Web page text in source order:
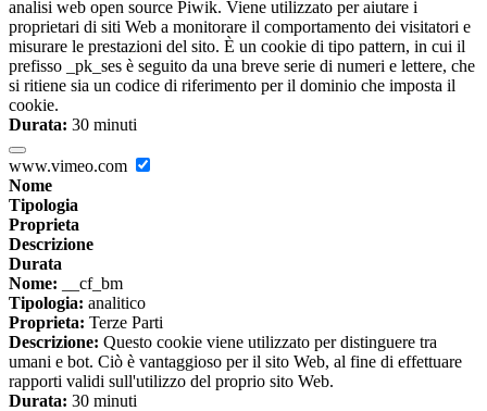
analisi web open source Piwik. Viene utilizzato per aiutare i
proprietari di siti Web a monitorare il comportamento dei visitatori e
misurare le prestazioni del sito. È un cookie di tipo pattern, in cui il
prefisso _pk_ses è seguito da una breve serie di numeri e lettere, che
si ritiene sia un codice di riferimento per il dominio che imposta il
cookie.
Durata: 30 minuti
www.vimeo.com
Nome
Tipologia
Proprieta
Descrizione
Durata
Nome: __cf_bm
Tipologia: analitico
Proprieta: Terze Parti
Descrizione: Questo cookie viene utilizzato per distinguere tra
umani e bot. Ciò è vantaggioso per il sito Web, al fine di effettuare
rapporti validi sull'utilizzo del proprio sito Web.
Durata: 30 minuti